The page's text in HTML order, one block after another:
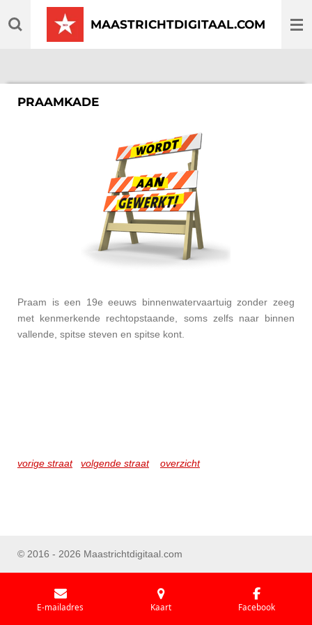
direct
MAASTRICHTDIGITAAL.COM
PRAAMKADE
Praam is een 19e eeuws binnenwatervaartuig zonder zeeg
met kenmerkende rechtopstaande, soms zelfs naar binnen
vallende, spitse steven en spitse kont.
vorige straat volgende straat overzicht
© 2016 - 2026 Maastrichtdigitaal.com
E-mailadres Kaart Facebook